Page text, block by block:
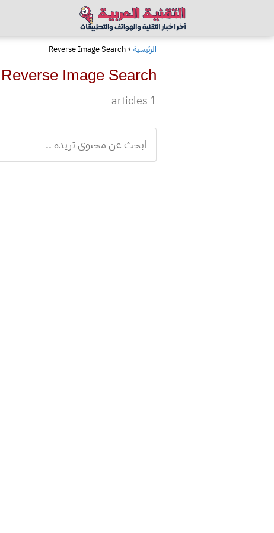
الرئيسية Reverse Image Search
Reverse Image Search
1 articles